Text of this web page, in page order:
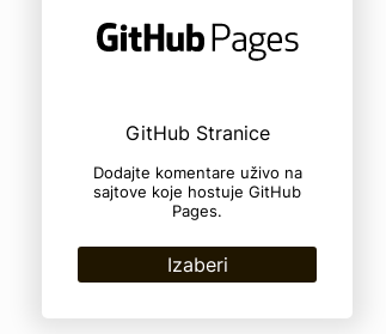
GitHub Stranice
Dodajte komentare uživo na
sajtove koje hostuje GitHub
Pages.
Izaberi